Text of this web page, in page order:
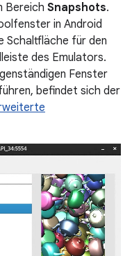
Bereich Snapshots.
in Android
Schaltfläche für den
des Emulators.
Fenster
befindet sich der